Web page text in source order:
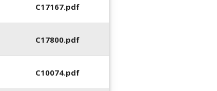
C17167.pdf
C17800.pdf
C10074.pdf